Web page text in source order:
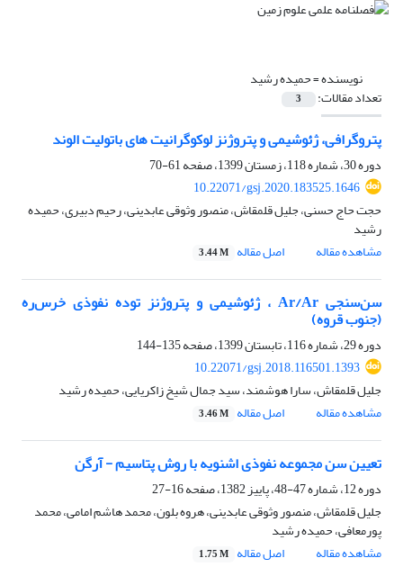
نویسنده =حمیده رشید
تعداد مقالات: 3
پتروگرافی، ژئوشیمی و پتروژنز لوکوگرانیت های باتولیت الوند
دوره 30، شماره 118، زمستان 1399، صفحه
61-70
10.22071/gsj.2020.183525.1646
حجت حاج حسنی، جلیل قلمقاش، منصور وثوقی عابدینی، رحیم دبیری، حمیده
رشید
مشاهده مقاله
اصل مقاله 3.44 M
سن‌سنجی Ar/Ar ، ژئوشیمی ‌‌و پتروژنز توده‌ نفوذی خرس‌ره
(جنوب قروه)
دوره 29، شماره 116، تابستان 1399، صفحه
135-144
10.22071/gsj.2018.116501.1393
جلیل قلمقاش، سارا هوشمند، سید جمال شیخ زاکریایی، حمیده رشید
مشاهده مقاله
اصل مقاله 3.46 M
تعیین سن مجموعه نفوذی اشنویه با روش پتاسیم - آرگن
دوره 12، شماره 47-48، پاییز 1382، صفحه
16-27
جلیل قلمقاش، منصور وثوقی عابدینی، هروه بلون، محمد هاشم امامی، محمد
پورمعافی، حمیده رشید
مشاهده مقاله
اصل مقاله 1.75 M